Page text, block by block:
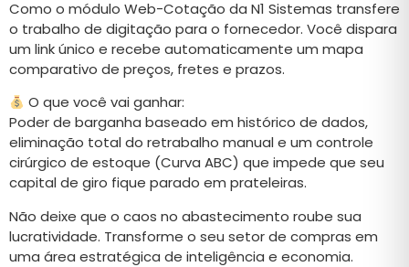
Como o módulo Web-Cotação da N1 Sistemas transfere
o trabalho de digitação para o fornecedor. Você dispara
um link único e recebe automaticamente um mapa
comparativo de preços, fretes e prazos.
O que você vai ganhar:
Poder de barganha baseado em histórico de dados,
eliminação total do retrabalho manual e um controle
cirúrgico de estoque (Curva ABC) que impede que seu
capital de giro fique parado em prateleiras.
Não deixe que o caos no abastecimento roube sua
lucratividade. Transforme o seu setor de compras em
uma área estratégica de inteligência e economia.